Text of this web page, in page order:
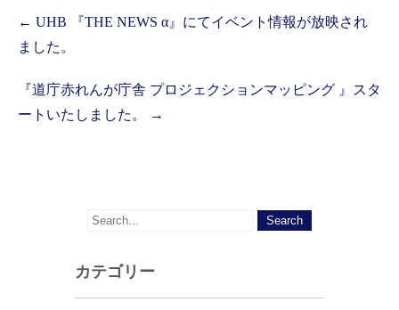
Post
navigation
← UHB 『THE NEWS α』にてイベント情報が放映され
ました。
『道庁赤れんが庁舎 プロジェクションマッピング 』スタ
ートいたしました。
→
カテゴリー